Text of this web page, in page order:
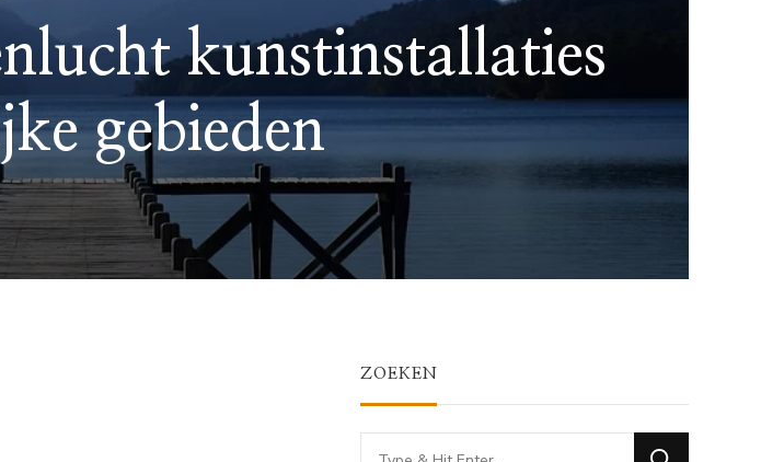
kunstinstallaties
gebieden
ZOEKEN
Looking